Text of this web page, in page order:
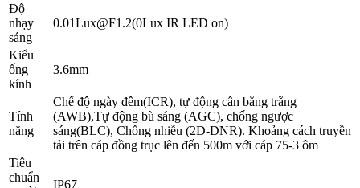
Độ
nhạy
sáng
0.01Lux@F1.2(0Lux IR LED on)
Kiểu
ống
kính
3.6mm
Tính
năng
Chế độ ngày đêm(ICR), tự động cân bằng trắng
(AWB),Tự động bù sáng (AGC), chống ngược
sáng(BLC), Chống nhiễu (2D-DNR). Khoảng cách truyền
tải trên cáp đồng trục lên đến 500m với cáp 75-3 ôm
Tiêu
chuẩn
IP67